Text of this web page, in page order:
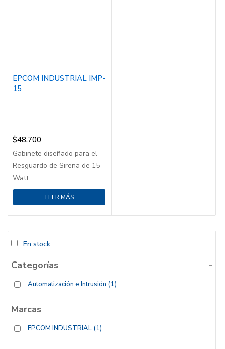
EPCOM INDUSTRIAL IMP-
15
$48.700
Gabinete diseñado para el
Resguardo de Sirena de 15
Watt....
LEER MÁS
En stock
Categorías -
Automatización e Intrusión (1)
Marcas
EPCOM INDUSTRIAL (1)